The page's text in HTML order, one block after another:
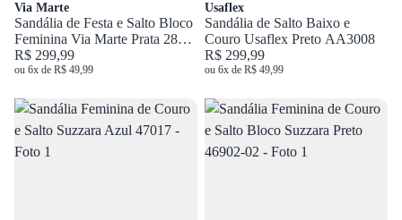
Via Marte
Sandália de Festa e Salto Bloco
Feminina Via Marte Prata 288-
020-02
R$ 299,99
ou 6x de R$ 49,99
Usaflex
Sandália de Salto Baixo e
Couro Usaflex Preto AA3008
R$ 299,99
ou 6x de R$ 49,99